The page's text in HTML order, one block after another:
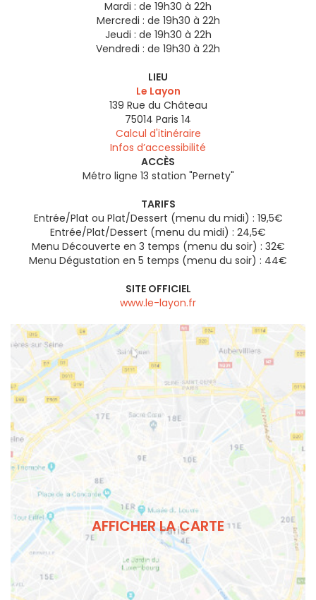
Mardi : de 19h30 à 22h
Mercredi : de 19h30 à 22h
Jeudi : de 19h30 à 22h
Vendredi : de 19h30 à 22h
LIEU
Le Layon
139 Rue du Château
75014 Paris 14
Calcul d'itinéraire
Infos d’accessibilité
ACCÈS
Métro ligne 13 station "Pernety"
TARIFS
Entrée/Plat ou Plat/Dessert (menu du midi) : 19,5€
Entrée/Plat/Dessert (menu du midi) : 24,5€
Menu Découverte en 3 temps (menu du soir) : 32€
Menu Dégustation en 5 temps (menu du soir) : 44€
SITE OFFICIEL
www.le-layon.fr
AFFICHER LA CARTE